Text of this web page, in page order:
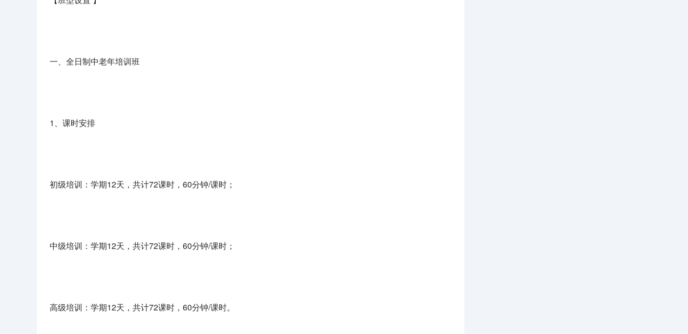
一、全日制中老年培训班
1、课时安排
初级培训：学期12天，共计72课时，60分钟/课时；
中级培训：学期12天，共计72课时，60分钟/课时；
高级培训：学期12天，共计72课时，60分钟/课时。